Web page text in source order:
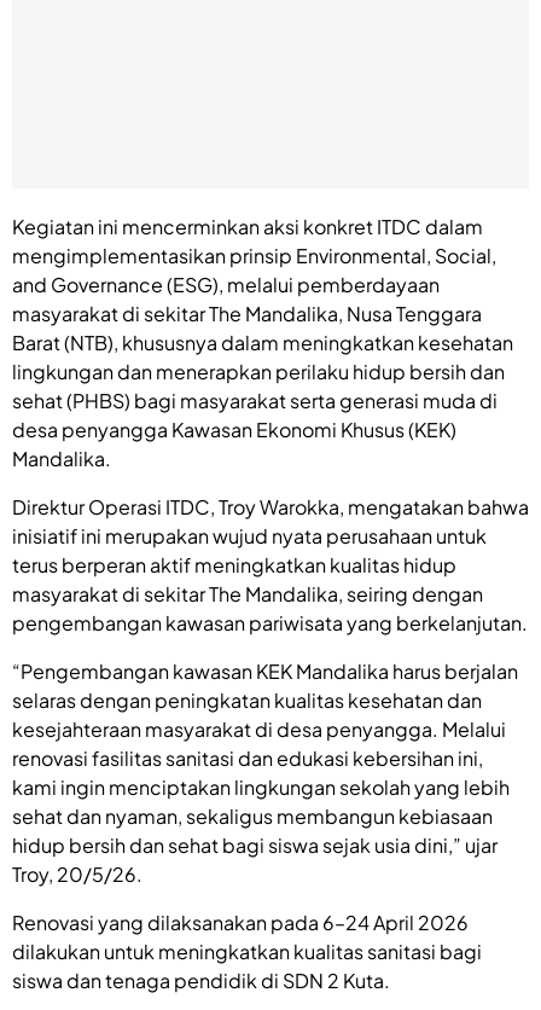
Kegiatan ini mencerminkan aksi konkret ITDC dalam
mengimplementasikan prinsip Environmental, Social,
and Governance (ESG), melalui pemberdayaan
masyarakat di sekitar The Mandalika, Nusa Tenggara
Barat (NTB), khususnya dalam meningkatkan kesehatan
lingkungan dan menerapkan perilaku hidup bersih dan
sehat (PHBS) bagi masyarakat serta generasi muda di
desa penyangga Kawasan Ekonomi Khusus (KEK)
Mandalika.
Direktur Operasi ITDC, Troy Warokka, mengatakan bahwa
inisiatif ini merupakan wujud nyata perusahaan untuk
terus berperan aktif meningkatkan kualitas hidup
masyarakat di sekitar The Mandalika, seiring dengan
pengembangan kawasan pariwisata yang berkelanjutan.
“Pengembangan kawasan KEK Mandalika harus berjalan
selaras dengan peningkatan kualitas kesehatan dan
kesejahteraan masyarakat di desa penyangga. Melalui
renovasi fasilitas sanitasi dan edukasi kebersihan ini,
kami ingin menciptakan lingkungan sekolah yang lebih
sehat dan nyaman, sekaligus membangun kebiasaan
hidup bersih dan sehat bagi siswa sejak usia dini,” ujar
Troy, 20/5/26.
Renovasi yang dilaksanakan pada 6–24 April 2026
dilakukan untuk meningkatkan kualitas sanitasi bagi
siswa dan tenaga pendidik di SDN 2 Kuta.